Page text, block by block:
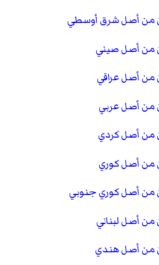
من أصل شرق أوسطي
من أصل صيني
من أصل عراقي
من أصل عربي
من أصل كردي
من أصل كوري
من أصل كوري جنوبي
من أصل لبناني
من أصل هندي